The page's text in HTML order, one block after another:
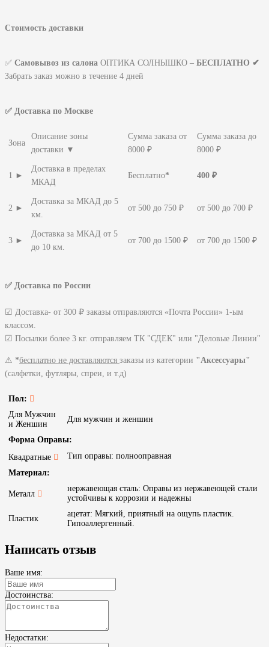
Стоимость доставки
✅ Самовывоз из салона ОПТИКА СОЛНЫШКО – БЕСПЛАТНО ✔
Забрать заказ можно в течение 4 дней
✅ Доставка по Москве
Зона
Описание зоны
доставки ▼
Сумма заказа от
8000 ₽
Сумма заказа до
8000 ₽
1 ►
Доставка в пределах
МКАД
Бесплатно* 400 ₽
2 ►
Доставка за МКАД до 5
км.
от 500 до 750 ₽ от 500 до 700 ₽
3 ►
Доставка за МКАД от 5
до 10 км.
от 700 до 1500 ₽ от 700 до 1500 ₽
✅ Доставка по России
☑ Доставка- от 300 ₽ заказы отправляются «Почта России» 1-ым
классом.
☑ Посылки более 3 кг. отправляем ТК "СДЕК" или "Деловые Линии"
⚠ *бесплатно не доставляются заказы из категории "Аксессуары"
(салфетки, футляры, спреи, и т.д)
Пол:
Для Мужчин
и Женшин
Для мужчин и женшин
Форма Оправы:
Квадратные
Тип оправы: полнооправная
Материал:
Металл
нержавеющая сталь: Оправы из нержавеющей стали
устойчивы к коррозии и надежны
Пластик
ацетат: Мягкий, приятный на ощупь пластик.
Гипоаллергенный.
Написать отзыв
Ваше имя:
Достоинства:
Недостатки: